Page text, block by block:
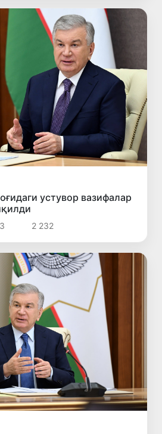
устувор вазифалар
2 232